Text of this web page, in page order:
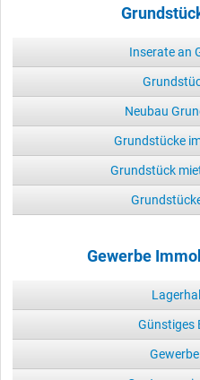
Inserate an
Neubau
Grundstücke
Grundstück
Gewerbe
Günstiges